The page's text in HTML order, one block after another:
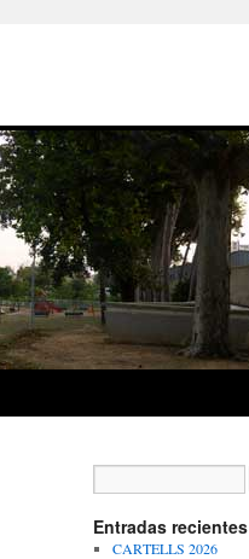
Entradas recientes
CARTELLS 2026